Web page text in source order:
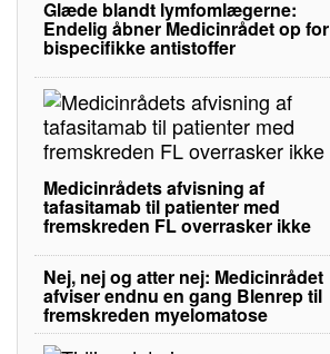
Glæde blandt lymfomlægerne:
Endelig åbner Medicinrådet op for
bispecifikke antistoffer
Medicinrådets afvisning af
tafasitamab til patienter med
fremskreden FL overrasker ikke
Nej, nej og atter nej: Medicinrådet
afviser endnu en gang Blenrep til
fremskreden myelomatose